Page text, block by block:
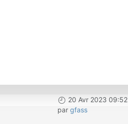
20 Avr 2023 09:52
par gfass